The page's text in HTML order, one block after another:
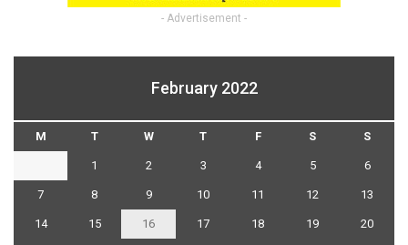
- Advertisement -
February 2022
M T W T F S S
1 2 3 4 5 6
7 8 9 10 11 12 13
14 15 16 17 18 19 20